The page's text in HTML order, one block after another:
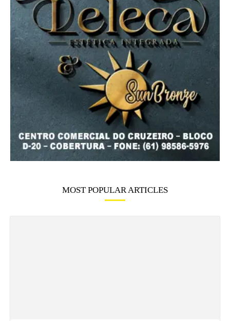
MOST POPULAR ARTICLES